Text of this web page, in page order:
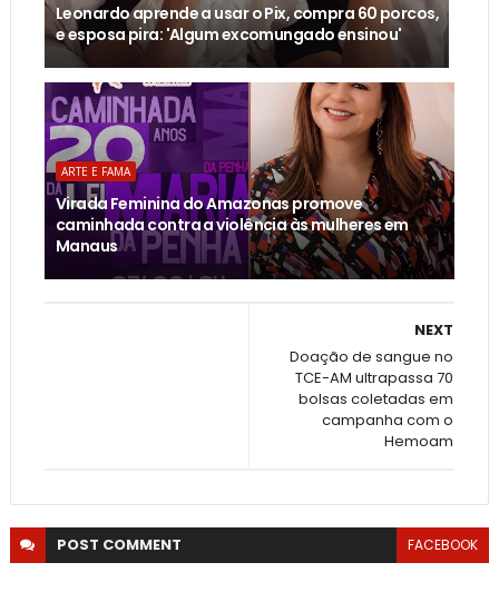
Leonardo aprende a usar o Pix, compra 60 porcos,
e esposa pira: 'Algum excomungado ensinou'
ARTE E FAMA
Virada Feminina do Amazonas promove
caminhada contra a violência às mulheres em
Manaus
NEXT
Doação de sangue no
TCE-AM ultrapassa 70
bolsas coletadas em
campanha com o
Hemoam
POST COMMENT FACEBOOK